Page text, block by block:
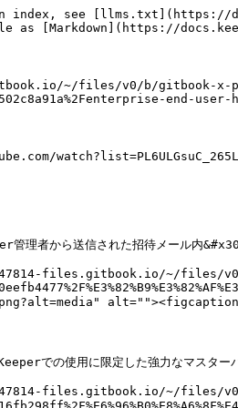
o/spaces%2F6Y1mjnoaNcCi93oXSTE3%2Fuploads%2Fgit-blob-a957148b8ac7a237d9c95cdec58b8af81f1689ea%2F%E4%BA%8C%E8%A6%81%E7%B4%A0%E8%AA%8D%E8%A8%BC%E3%81%AE%E6%9C%89%E5%8A%B9%E5%8C%96.png?alt=media" alt=""><figcaption><p>二要素認証の設定</p></figcaption></figure>

<figure><img src="https://2985347814-files.gitbook.io/~/files/v0/b/gitbook-x-prod.appspot.com/o/spaces%2F6Y1mjnoaNcCi93oXSTE3%2Fuploads%2Fgit-blob-3294b363141d50ade691d0efa6c10edc040150f5%2F%E4%BA%8C%E8%A6%81%E7%B4%A0%E8%AA%8D%E8%A8%BC%E3%81%AE%E6%96%B9%E6%B3%95.png?alt=media" alt=""><figcaption><p>二要素認証の方式</p></figcaption></figure>

### パスワードのインポート

既存のログイン情報とパスワードを手動で入力することもできますし、Safari、Chrome、Firefoxなどのご利用の[ウェブブラウザ](/user-guides/jp/web-vault.md#from-web-browsers)、別の[パスワードマネージャー](/user-guides/jp/web-vault.md#from-password-managers)、[テキストファイル](https://docs.keeper.io/user-guides/jp/pages/VhKQBmLNdglBreAdMqqR#from-text-file-.csv) (.csv) から直接インポートすることもできます。

インポート処理を開始するには、**アカウントのドロップダウンメニュー** (画面右上のメールアドレスが表示されている箇所) をクリックし、**\[設定]** > **\[インポート]** の順にクリックします。

<figure><img src="https://2985347814-files.gitbook.io/~/files/v0/b/gitbook-x-prod.appspot.com/o/spaces%2F6Y1mjnoaNcCi93oXSTE3%2Fuploads%2Fgit-blob-1e9d12259177c0673b4e519068b99663b39b8740%2F%E3%83%8F%E3%82%9A%E3%82%B9%E3%83%AF%E3%83%BC%E3%83%88%E3%82%99%E3%82%92%E3%82%A4%E3%83%B3%E3%83%9B%E3%82%9A%E3%83%BC%E3%83%88%E3%81%99%E3%82%8B.png?alt=media" alt=""><figcaption><p>パスワードをインポートする</p></figcaption></figure>

### Keeperアプリケーションのダウンロード

Keeperデスクトップアプリとモバイルアプリを使用すると、どのデバイスからでもネイティブアプリでKeeperボルト (保管庫) へアクセスできるようになります。

{% hint style="info" %}
[こちらのページ](https://www.keepersecurity.com/ja_JP/download.html)から、デスクトップ用およびモバイル用Keeperをダウンロードしていただけます。
{% endhint %}

対応OSおよびブラウザ

* Windows、Mac、Linux (デスクトップ)
* Chrome、Firefox、Safari、Edge、IE11の各ウェブブラウザ
* iOS (iPhone、iPad)
* Android (スマート